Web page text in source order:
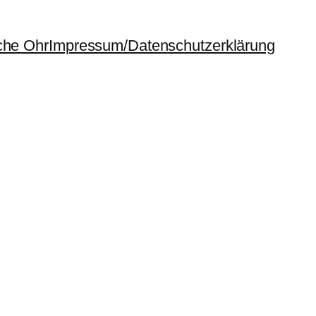
OhrImpressum/Datenschutzerklärung